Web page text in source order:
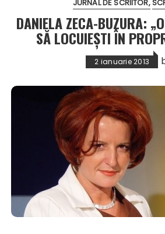
JURNAL DE SCRIITOR
DANIELA ZECA-BUZURA:
SĂ LOCUIEȘTI ÎN
2 ianuarie 2013